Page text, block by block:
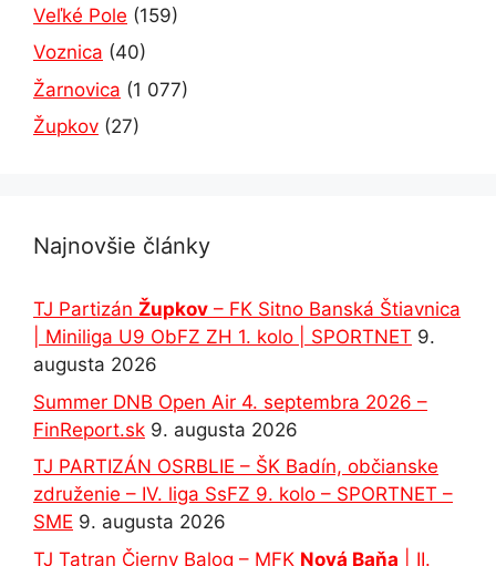
Veľké Pole (159)
Voznica (40)
Žarnovica (1 077)
Župkov (27)
Najnovšie články
TJ Partizán Župkov – FK Sitno Banská Štiavnica
| Miniliga U9 ObFZ ZH 1. kolo | SPORTNET 9.
augusta 2026
Summer DNB Open Air 4. septembra 2026 –
FinReport.sk 9. augusta 2026
TJ PARTIZÁN OSRBLIE – ŠK Badín, občianske
združenie – IV. liga SsFZ 9. kolo – SPORTNET –
SME 9. augusta 2026
TJ Tatran Čierny Balog – MFK Nová Baňa | II.